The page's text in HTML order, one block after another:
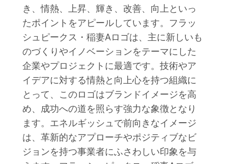
き、情熱、上昇、輝き、改善、向上といっ
たポイントをアピールしています。フラッ
シュピークス・稲妻Aロゴは、主に新しいも
のづくりやイノベーションをテーマにした
企業やプロジェクトに最適です。技術やア
イデアに対する情熱と向上心を持つ組織に
とって、このロゴはブランドイメージを高
め、成功への道を照らす強力な象徴となり
ます。エネルギッシュで前向きなイメージ
は、革新的なアプローチやポジティブなビ
ジョンを持つ事業者にふさわしい印象を与